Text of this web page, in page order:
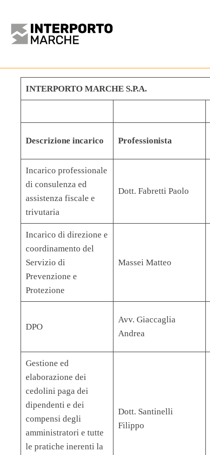
INTERPORTO MARCHE S.P.A.
Descrizione incarico Professionista
Incarico professionale
di consulenza ed
assistenza fiscale e
trivutaria
Dott. Fabretti Paolo
Incarico di direzione e
coordinamento del
Servizio di
Prevenzione e
Protezione
Massei Matteo
DPO
Avv. Giaccaglia
Andrea
Gestione ed
elaborazione dei
cedolini paga dei
dipendenti e dei
compensi degli
amministratori e tutte
le pratiche inerenti la
Dott. Santinelli
Filippo